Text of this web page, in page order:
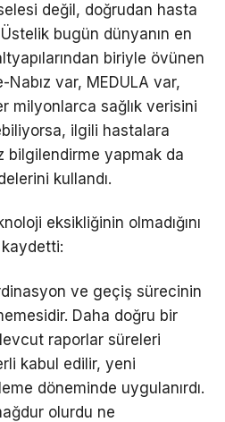
değil, doğrudan hasta
bugün dünyanın en
biriyle övünen
Nabız var, MEDULA var,
milyonlarca sağlık verisini
ilgili hastalara
bilgilendirme yapmak da
kullandı.
eksikliğinin olmadığını
kaydetti:
ve geçiş sürecinin
Daha doğru bir
raporlar süreleri
kabul edilir, yeni
döneminde uygulanırdı.
olurdu ne